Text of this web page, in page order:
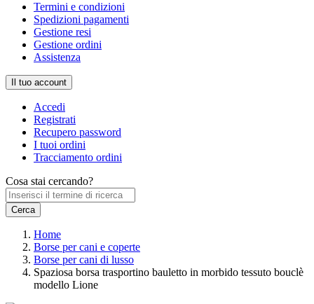
Termini e condizioni
Spedizioni pagamenti
Gestione resi
Gestione ordini
Assistenza
Il tuo account
Accedi
Registrati
Recupero password
I tuoi ordini
Tracciamento ordini
Cosa stai cercando?
Home
Borse per cani e coperte
Borse per cani di lusso
Spaziosa borsa trasportino bauletto in morbido tessuto bouclè
modello Lione